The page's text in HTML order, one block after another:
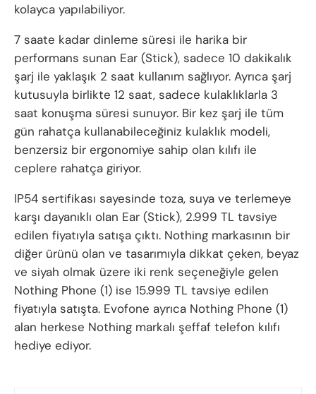
kolayca yapılabiliyor.
7 saate kadar dinleme süresi ile harika bir
performans sunan Ear (Stick), sadece 10 dakikalık
şarj ile yaklaşık 2 saat kullanım sağlıyor. Ayrıca şarj
kutusuyla birlikte 12 saat, sadece kulaklıklarla 3
saat konuşma süresi sunuyor. Bir kez şarj ile tüm
gün rahatça kullanabileceğiniz kulaklık modeli,
benzersiz bir ergonomiye sahip olan kılıfı ile
ceplere rahatça giriyor.
IP54 sertifikası sayesinde toza, suya ve terlemeye
karşı dayanıklı olan Ear (Stick), 2.999 TL tavsiye
edilen fiyatıyla satışa çıktı. Nothing markasının bir
diğer ürünü olan ve tasarımıyla dikkat çeken, beyaz
ve siyah olmak üzere iki renk seçeneğiyle gelen
Nothing Phone (1) ise 15.999 TL tavsiye edilen
fiyatıyla satışta. Evofone ayrıca Nothing Phone (1)
alan herkese Nothing markalı şeffaf telefon kılıfı
hediye ediyor.